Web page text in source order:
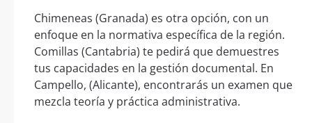
Chimeneas (Granada) es otra opción, con un
enfoque en la normativa específica de la región.
Comillas (Cantabria) te pedirá que demuestres
tus capacidades en la gestión documental. En
Campello, (Alicante), encontrarás un examen que
mezcla teoría y práctica administrativa.